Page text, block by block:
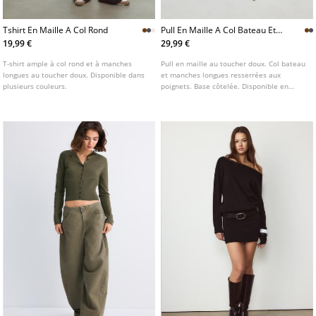
Tshirt En Maille A Col Rond
19,99 €
T-shirt ample à col rond et à manches
longues au toucher doux. Disponible dans
plusieurs couleurs.
Pull En Maille A Col Bateau Et
Toucher Doux
29,99 €
Pull en maille au toucher doux. Col bateau
et manches longues resserrées aux
poignets. Base côtelée. Disponible en